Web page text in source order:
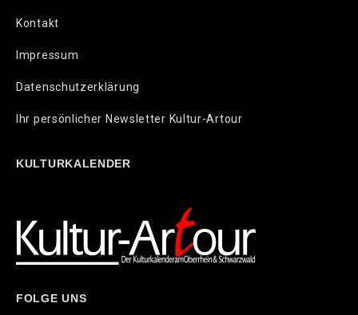
Kontakt
Impressum
Datenschutzerklärung
Ihr persönlicher Newsletter Kultur-Artour
KULTURKALENDER
FOLGE UNS